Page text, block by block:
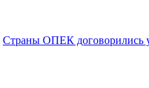
Страны ОПЕК договорились